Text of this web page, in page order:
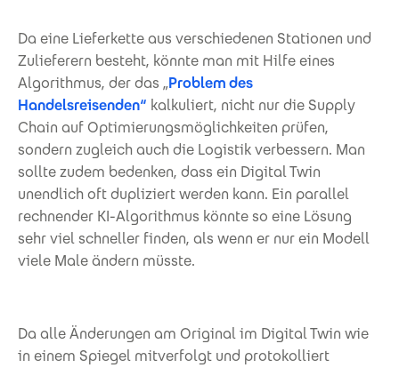
Da eine Lieferkette aus verschiedenen Stationen und
Zulieferern besteht, könnte man mit Hilfe eines
Algorithmus, der das „Problem des
Handelsreisenden“ kalkuliert, nicht nur die Supply
Chain auf Optimierungsmöglichkeiten prüfen,
sondern zugleich auch die Logistik verbessern. Man
sollte zudem bedenken, dass ein Digital Twin
unendlich oft dupliziert werden kann. Ein parallel
rechnender KI-Algorithmus könnte so eine Lösung
sehr viel schneller finden, als wenn er nur ein Modell
viele Male ändern müsste.
Da alle Änderungen am Original im Digital Twin wie
in einem Spiegel mitverfolgt und protokolliert